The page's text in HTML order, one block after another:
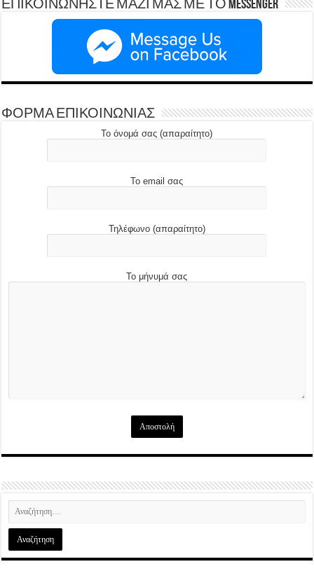
ΕΠΙΚΟΙΝΩΝΗΣΤΕ ΜΑΖΙ ΜΑΣ ΜΕ ΤΟ Messenger
ΦΟΡΜΑ ΕΠΙΚΟΙΝΩΝΙΑΣ
Το όνομά σας (απαραίτητο)
Το email σας
Τηλέφωνο (απαραίτητο)
Το μήνυμά σας